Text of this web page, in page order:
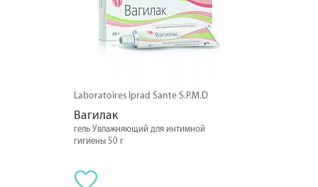
Laboratoires Iprad Sante S.P.M.D
Вагилак
гель Увлажняющий для интимной
гигиены 50 г